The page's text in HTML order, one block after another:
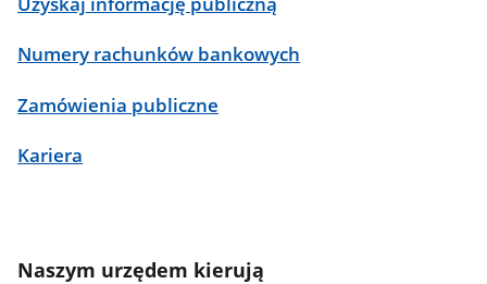
Numery rachunków bankowych
Zamówienia publiczne
Kariera
Naszym urzędem kierują